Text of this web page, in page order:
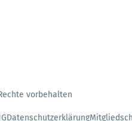
vorbehalten
Datenschutzerklärung